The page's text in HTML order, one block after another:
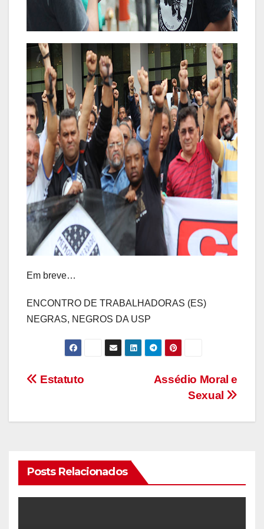
Em breve…
ENCONTRO DE TRABALHADORAS (ES)
NEGRAS, NEGROS DA USP
Navegação
Assédio Moral e
Sexual
Estatuto
Posts Relacionados